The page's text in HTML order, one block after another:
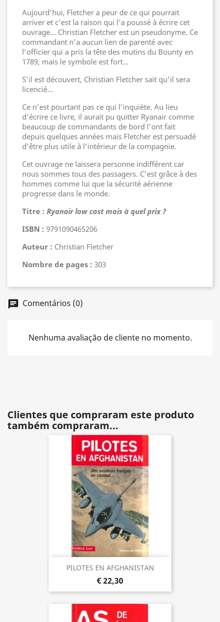
Aujourd’hui, Fletcher a peur de ce qui pourrait
arriver et c’est la raison qui l’a poussé à écrire cet
ouvrage... Christian Fletcher est un pseudonyme. Ce
commandant n’a aucun lien de parenté avec
l’officier qui a pris la tête des mutins du Bounty en
1789, mais le symbole est fort…
S’il est découvert, Christian Fletcher sait qu’il sera
licencié...
Ce n’est pourtant pas ce qui l’inquiète. Au lieu
d’écrire ce livre, il aurait pu quitter Ryanair comme
beaucoup de commandants de bord l’ont fait
depuis quelques années mais Fletcher est persuadé
d’être plus utile à l’intérieur de la compagnie.
Cet ouvrage ne laissera personne indifférent car
nous sommes tous des passagers. C’est grâce à des
hommes comme lui que la sécurité aérienne
progresse dans le monde.
Titre : Ryanair low cost mais à quel prix ?
ISBN : 9791090465206
Auteur : Christian Fletcher
Nombre de pages : 303
chat Comentários (0)
Nenhuma avaliação de cliente no momento.
Clientes que compraram este produto
também compraram...
PILOTES EN AFGHANISTAN
€ 22,30